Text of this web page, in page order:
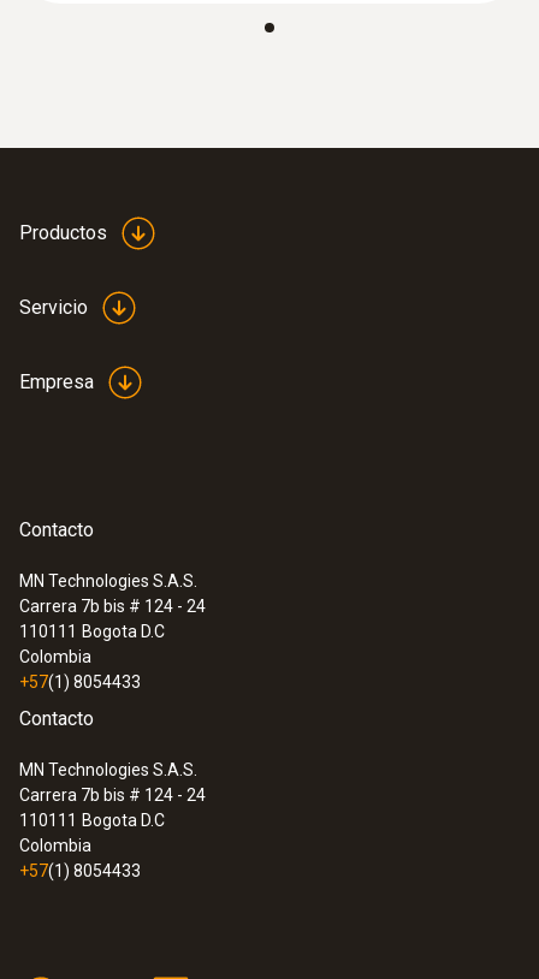
Productos
Servicio
Empresa
Contacto
MN Technologies S.A.S.
Carrera 7b bis # 124 - 24
110111 Bogota D.C
Colombia
+57(1) 8054433
Contacto
MN Technologies S.A.S.
Carrera 7b bis # 124 - 24
110111 Bogota D.C
Colombia
+57(1) 8054433